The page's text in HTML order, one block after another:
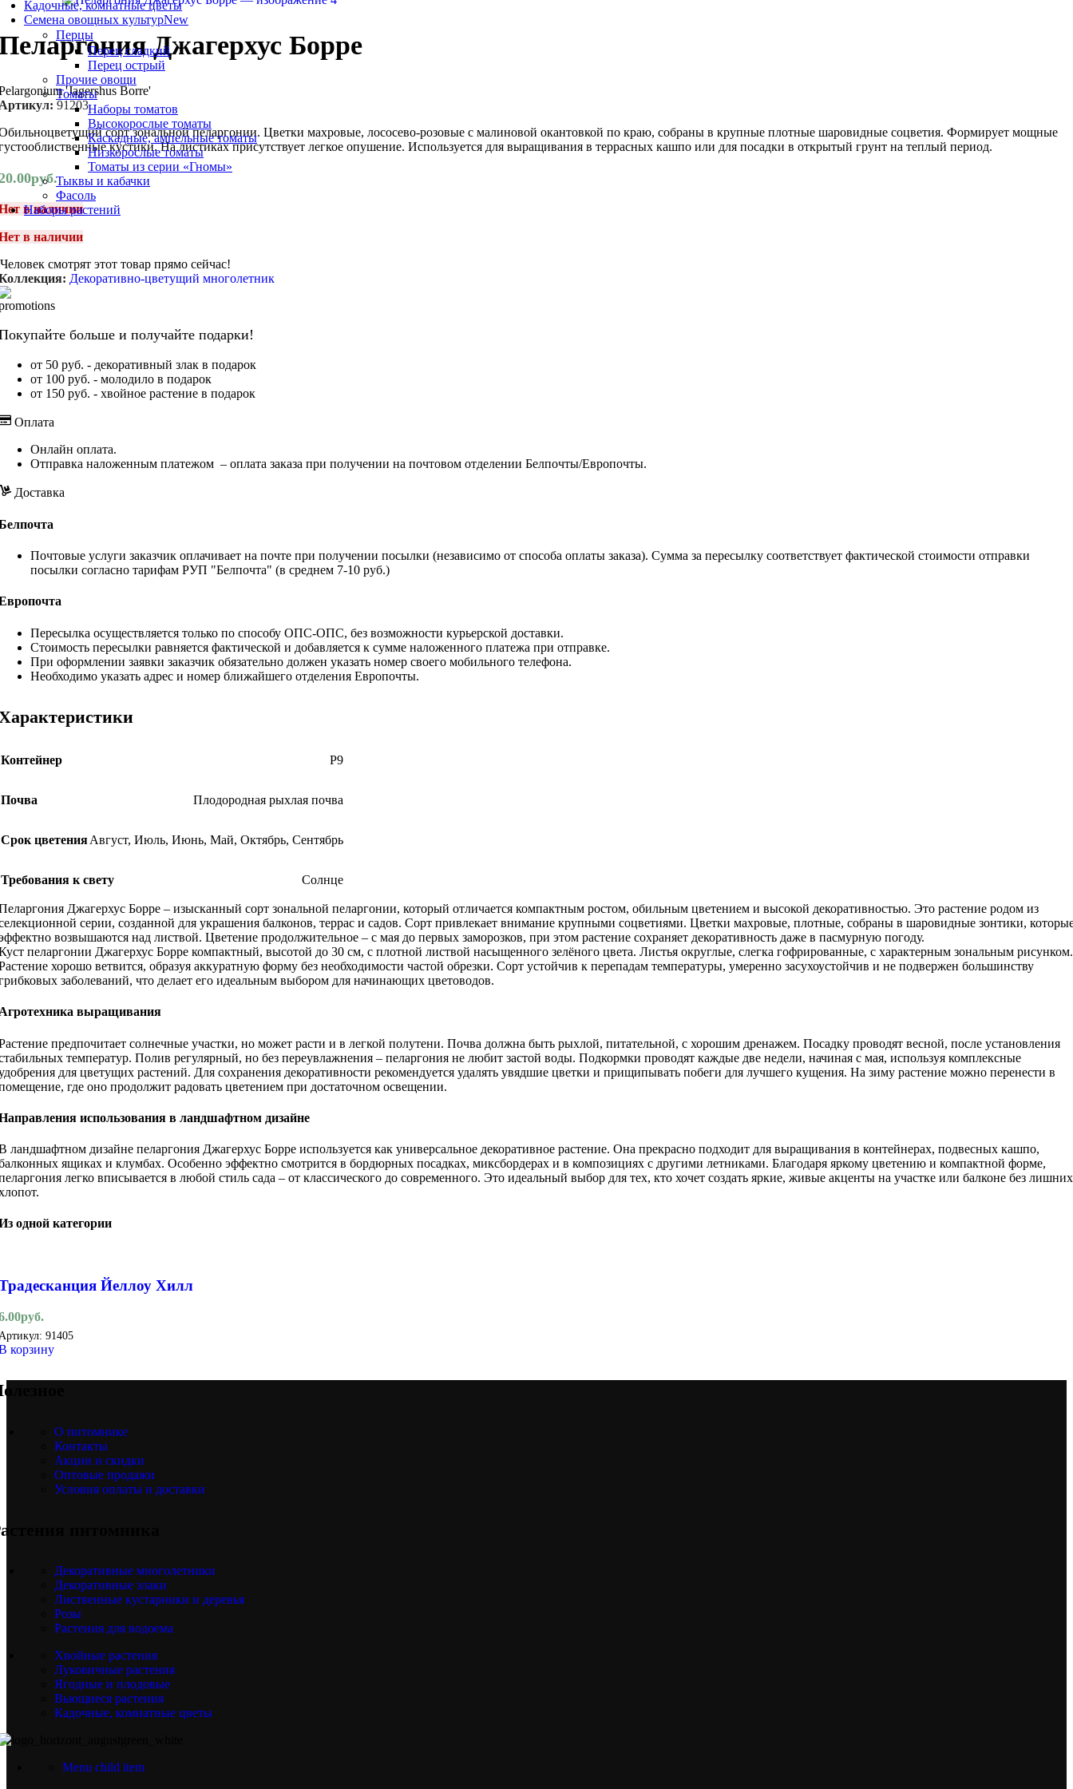
Кадочные, комнатные цветы
Семена овощных культурNew
Перцы
Перец сладкий
Перец острый
Прочие овощи
Томаты
Наборы томатов
Высокорослые томаты
Каскадные, ампельные томаты
Низкорослые томаты
Томаты из серии «Гномы»
Тыквы и кабачки
Фасоль
Наборы растений
Джагерхус Борре
'Jagershus Borre'
91203
сорт зональной пеларгонии. Цветки махровые, лососево-розовые с малиновой окантовкой по краю, собраны в крупные плотные шаровидные соцветия. Формирует мощные
кустики. На листиках присутствует легкое опушение. Используется для выращивания в террасных кашпо или для посадки в открытый грунт на теплый период.
руб.
в наличии
в наличии
Человек смотрят этот товар прямо сейчас!
Декоративно-цветущий многолетник
больше и получайте подарки!
от 50 руб. - декоративный злак в подарок
от 100 руб. - молодило в подарок
от 150 руб. - хвойное растение в подарок
Оплата
Онлайн оплата.
Отправка наложенным платежом – оплата заказа при получении на почтовом отделении Белпочты/Европочты.
Доставка
Почтовые услуги заказчик оплачивает на почте при получении посылки (независимо от способа оплаты заказа). Сумма за пересылку соответствует фактической стоимости отправки
посылки согласно тарифам РУП "Белпочта" (в среднем 7-10 руб.)
Пересылка осуществляется только по способу ОПС-ОПС, без возможности курьерской доставки.
Стоимость пересылки равняется фактической и добавляется к сумме наложенного платежа при отправке.
При оформлении заявки заказчик обязательно должен указать номер своего мобильного телефона.
Необходимо указать адрес и номер ближайшего отделения Европочты.
Контейнер Р9
Почва Плодородная рыхлая почва
Срок цветенияАвгуст, Июль, Июнь, Май, Октябрь, Сентябрь
Требования к свету Солнце
Джагерхус Борре – изысканный сорт зональной пеларгонии, который отличается компактным ростом, обильным цветением и высокой декоративностью. Это растение родом из
серии, созданной для украшения балконов, террас и садов. Сорт привлекает внимание крупными соцветиями. Цветки махровые, плотные, собраны в шаровидные зонтики,
возвышаются над листвой. Цветение продолжительное – с мая до первых заморозков, при этом растение сохраняет декоративность даже в пасмурную погоду.
пеларгонии Джагерхус Борре компактный, высотой до 30 см, с плотной листвой насыщенного зелёного цвета. Листья округлые, слегка гофрированные, с характерным зональным рисунком.
хорошо ветвится, образуя аккуратную форму без необходимости частой обрезки. Сорт устойчив к перепадам температуры, умеренно засухоустойчив и не подвержен большинству
заболеваний, что делает его идеальным выбором для начинающих цветоводов.
выращивания
предпочитает солнечные участки, но может расти и в легкой полутени. Почва должна быть рыхлой, питательной, с хорошим дренажем. Посадку проводят весной, после установления
температур. Полив регулярный, но без переувлажнения – пеларгония не любит застой воды. Подкормки проводят каждые две недели, начиная с мая, используя комплексные
для цветущих растений. Для сохранения декоративности рекомендуется удалять увядшие цветки и прищипывать побеги для лучшего кущения. На зиму растение можно перенести в
где оно продолжит радовать цветением при достаточном освещении.
использования в ландшафтном дизайне
ландшафтном дизайне пеларгония Джагерхус Борре используется как универсальное декоративное растение. Она прекрасно подходит для выращивания в контейнерах, подвесных кашпо,
ящиках и клумбах. Особенно эффектно смотрится в бордюрных посадках, миксбордерах и в композициях с другими летниками. Благодаря яркому цветению и компактной форме,
легко вписывается в любой стиль сада – от классического до современного. Это идеальный выбор для тех, кто хочет создать яркие, живые акценты на участке или балконе без лишних
одной категории
Йеллоу Хилл
руб.
91405
корзину
О питомнике
Контакты
Акции и скидки
Оптовые продажи
Условия оплаты и доставки
питомника
Декоративные многолетники
Декоративные злаки
Лиственные кустарники и деревья
Розы
Растения для водоема
Хвойные растения
Луковичные растения
Ягодные и плодовые
Вьющиеся растения
Кадочные, комнатные цветы
Menu child item